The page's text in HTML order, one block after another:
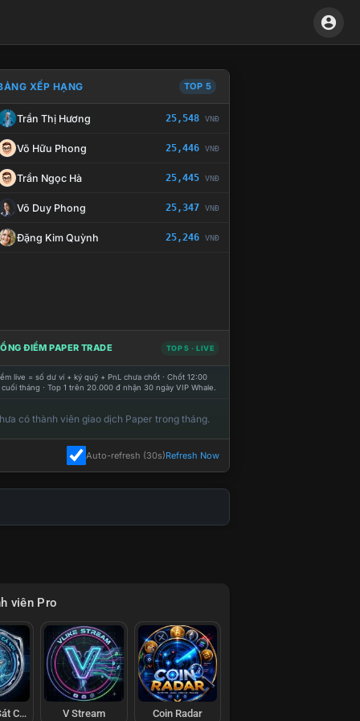
CHẾ TÀI XỬ LÝ VI PHẠM
XẾP HẠNG TOP 5
Trần Thị Hương 25,548 VNĐ
Võ Hữu Phong 25,446 VNĐ
Trần Ngọc Hà 25,445 VNĐ
Võ Duy Phong 25,347 VNĐ
Đặng Kim Quỳnh 25,246 VNĐ
ĐIỂM PAPER TRADE TOP 5 · LIVE
live = số dư ví + ký quỹ + PnL chưa chốt · Chốt 12:00
tháng · Top 1 trên 20.000 đ nhận 30 ngày VIP Whale.
có thành viên giao dịch Paper trong tháng.
Auto-refresh (30s)Refresh Now
viên Pro
Đội Trinh Sát Cá Voi V Stream Coin Radar